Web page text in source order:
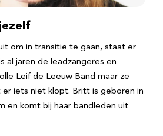
om in transitie te gaan, staat er
al jaren de leadzangeres en
Leif de Leeuw Band maar ze
er iets niet klopt. Britt is geboren in
en komt bij haar bandleden uit